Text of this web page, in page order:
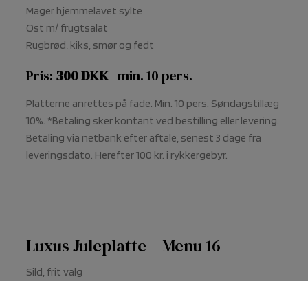
Mager hjemmelavet sylte
Ost m/ frugtsalat
Rugbrød, kiks, smør og fedt
Pris: 300 DKK| min. 10 pers.
Platterne anrettes på fade. Min. 10 pers. Søndagstillæg
10%. *Betaling sker kontant ved bestilling eller levering.
Betaling via netbank efter aftale, senest 3 dage fra
leveringsdato. Herefter 100 kr. i rykkergebyr.
Luxus Juleplatte – Menu 16
Sild, frit valg